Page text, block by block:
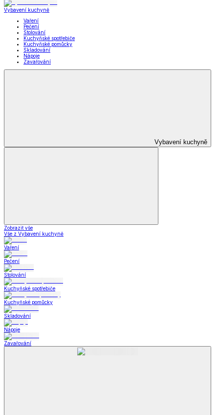
Vybavení kuchyně
Vaření
Pečení
Stolování
Kuchyňské spotřebiče
Kuchyňské pomůcky
Skladování
Nápoje
Zavařování
Vybavení kuchyně
Zobrazit vše
Vše z Vybavení kuchyně
Vaření
Pečení
Stolování
Kuchyňské spotřebiče
Kuchyňské pomůcky
Skladování
Nápoje
Zavařování